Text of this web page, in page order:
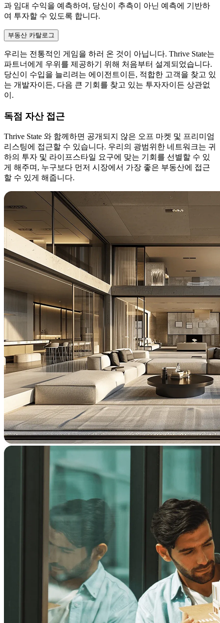
과 임대 수익을 예측하여, 당신이 추측이 아닌 예측에 기반하
여 투자할 수 있도록 합니다.
부동산 카탈로그
우리는 전통적인 게임을 하러 온 것이 아닙니다. Thrive State는
파트너에게 우위를 제공하기 위해 처음부터 설계되었습니다.
당신이 수입을 늘리려는 에이전트이든, 적합한 고객을 찾고 있
는 개발자이든, 다음 큰 기회를 찾고 있는 투자자이든 상관없
이.
독점 자산 접근
Thrive State 와 함께하면 공개되지 않은 오프 마켓 및 프리미엄
리스팅에 접근할 수 있습니다. 우리의 광범위한 네트워크는 귀
하의 투자 및 라이프스타일 요구에 맞는 기회를 선별할 수 있
게 해주며, 누구보다 먼저 시장에서 가장 좋은 부동산에 접근
할 수 있게 해줍니다.